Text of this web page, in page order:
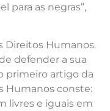
para as negras”,
Direitos Humanos.
defender a sua
primeiro artigo da
Humanos conste:
livres e iguais em